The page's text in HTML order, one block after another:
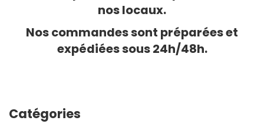
nos locaux.
Nos commandes sont préparées et
expédiées sous 24h/48h.
Catégories